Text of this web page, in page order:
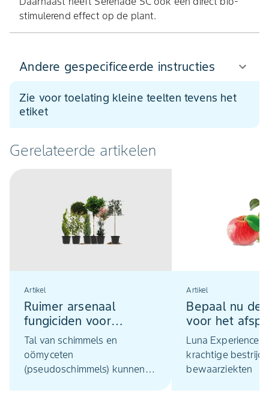
stimulerend effect op de plant.
Andere gespecificeerde instructies
Zie voor toelating kleine teelten tevens het
etiket
Gerelateerde artikelen
Artikel
Ruimer arsenaal
fungiciden voor
boomkwekerij dankzij
nieuwe toelatingen
Tal van schimmels en
oömyceten
(pseudoschimmels) kunnen
Artikel
Bepaal nu de
voor het
van appel en
Luna Experience
krachtige
bewaarziekten